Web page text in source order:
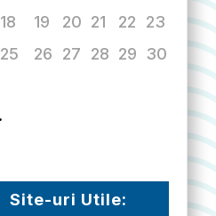
18 19 20 21 22
23
25 26 27 28 29 30
Site-uri Utile: